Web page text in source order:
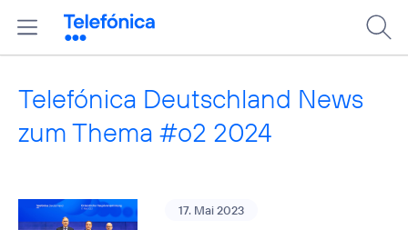
Telefónica Deutschland News
zum Thema #o2 2024
17. Mai 2023